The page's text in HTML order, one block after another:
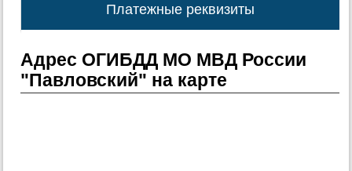
Платежные реквизиты
Адрес ОГИБДД МО МВД России
"Павловский" на карте